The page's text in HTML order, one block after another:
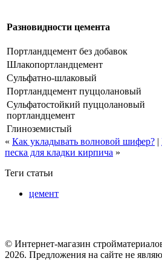
Разновидности цемента
Портландцемент без добавок
Шлакопортландцемент
Сульфатно-шлаковый
Портландцемент пуццолановый
Сульфатостойкий пуццолановый
портландцемент
Глиноземистый
« Как укладывать волновой шифер? |
песка для кладки кирпича »
Теги статьи
цемент
© Интернет-магазин
2026. Предложения на сайте не